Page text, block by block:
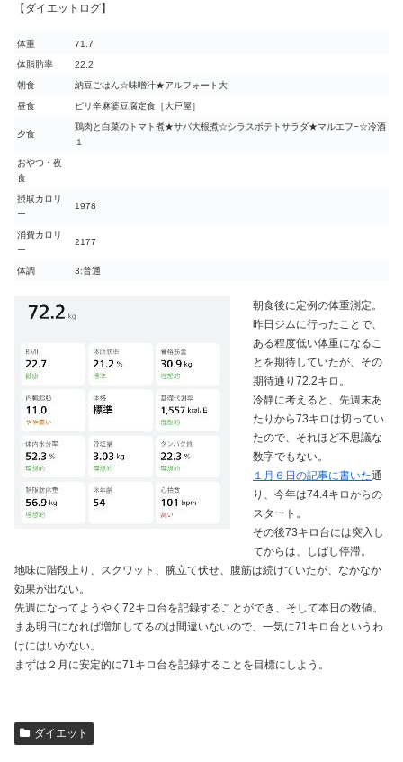
【ダイエットログ】
体重 71.7
体脂肪率 22.2
朝食 納豆ごはん☆味噌汁★アルフォート大
昼食 ピリ辛麻婆豆腐定食［大戸屋］
夕食
鶏肉と白菜のトマト煮★サバ大根煮☆シラスポテトサラダ★マルエフ−☆冷酒
１
おやつ・夜
食
摂取カロリ
ー
1978
消費カロリ
ー
2177
体調 3:普通
朝食後に定例の体重測定。
昨日ジムに行ったことで、
ある程度低い体重になるこ
とを期待していたが、その
期待通り72.2キロ。
冷静に考えると、先週末あ
たりから73キロは切ってい
たので、それほど不思議な
数字でもない。
１月６日の記事に書いた通
り、今年は74.4キロからの
スタート。
その後73キロ台には突入し
てからは、しばし停滞。
地味に階段上り、スクワット、腕立て伏せ、腹筋は続けていたが、なかなか
効果が出ない。
先週になってようやく72キロ台を記録することができ、そして本日の数値。
まあ明日になれば増加してるのは間違いないので、一気に71キロ台というわ
けにはいかない。
まずは２月に安定的に71キロ台を記録することを目標にしよう。
ダイエット